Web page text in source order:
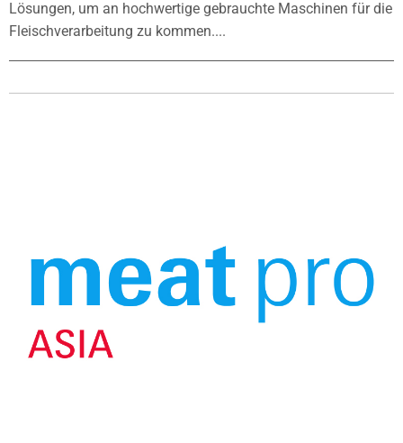
Lösungen, um an hochwertige gebrauchte Maschinen für die
Fleischverarbeitung zu kommen....